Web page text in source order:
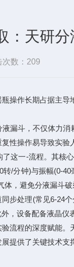
：天研
次数：209
作长期占据主导
斗，不仅体力消
性操作易导致实
一-流程。其核心
/分钟)与振幅(0-
，避免分液漏斗
处理(常见6-24个
，设备配备液晶
程的深度赋能。
提供了关键技术支